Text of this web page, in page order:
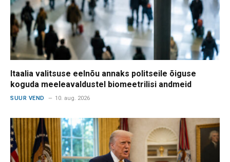
Itaalia valitsuse eelnõu annaks politseile õiguse
koguda meeleavaldustel biomeetrilisi andmeid
SUUR VEND 10. aug. 2026